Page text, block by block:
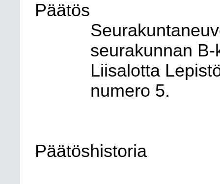
Päätös
seurakunnan
Liisalotta
numero 5.
Päätöshistoria